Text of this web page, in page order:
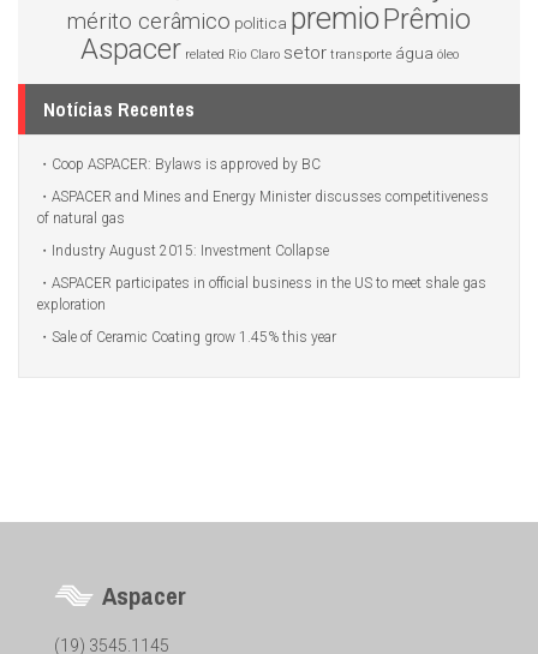
mérito cerâmico politica premioPrêmio
Aspacer related Rio Claro setor transporte água óleo
Notícias Recentes
Coop ASPACER: Bylaws is approved by BC
ASPACER and Mines and Energy Minister discusses competitiveness
of natural gas
Industry August 2015: Investment Collapse
ASPACER participates in official business in the US to meet shale gas
exploration
Sale of Ceramic Coating grow 1.45% this year
Aspacer
(19) 3545.1145